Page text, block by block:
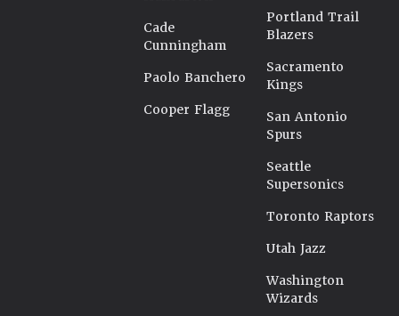
Cade
Cunningham
Paolo Banchero
Cooper Flagg
Portland Trail
Blazers
Sacramento
Kings
San Antonio
Spurs
Seattle
Supersonics
Toronto Raptors
Utah Jazz
Washington
Wizards